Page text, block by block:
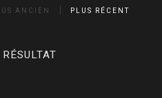
ANCIEN PLUS RÉCENT